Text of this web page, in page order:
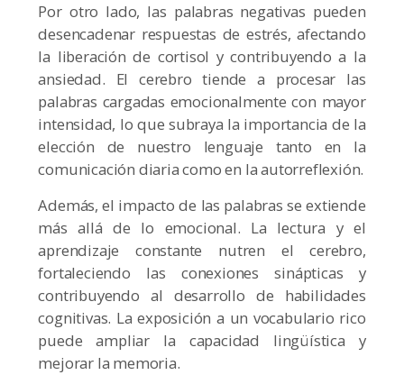
Por otro lado, las palabras negativas pueden
desencadenar respuestas de estrés, afectando
la liberación de cortisol y contribuyendo a la
ansiedad. El cerebro tiende a procesar las
palabras cargadas emocionalmente con mayor
intensidad, lo que subraya la importancia de la
elección de nuestro lenguaje tanto en la
comunicación diaria como en la autorreflexión.
Además, el impacto de las palabras se extiende
más allá de lo emocional. La lectura y el
aprendizaje constante nutren el cerebro,
fortaleciendo las conexiones sinápticas y
contribuyendo al desarrollo de habilidades
cognitivas. La exposición a un vocabulario rico
puede ampliar la capacidad lingüística y
mejorar la memoria.